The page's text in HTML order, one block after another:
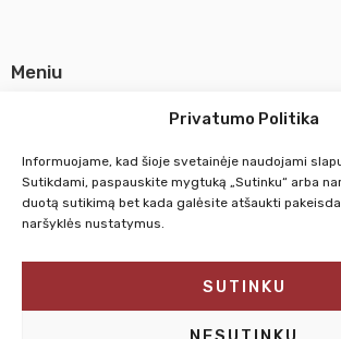
Privatumo Politika
Informuojame, kad šioje svetainėje naudojami
Sutikdami, paspauskite mygtuką „Sutinku“ arba
duotą sutikimą bet kada galėsite atšaukti
naršyklės nustatymus.
SUTINKU
Meniu
Susisiekti su mumis